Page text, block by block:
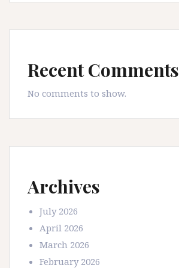
Recent Comments
No comments to show.
Archives
July 2026
April 2026
March 2026
February 2026